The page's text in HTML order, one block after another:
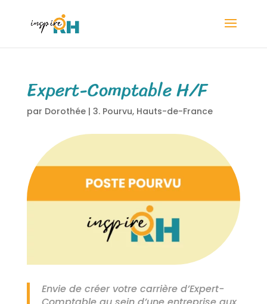
Expert-Comptable H/F
par Dorothée| 3. Pourvu, Hauts-de-France
Envie de créer votre carrière d’Expert-